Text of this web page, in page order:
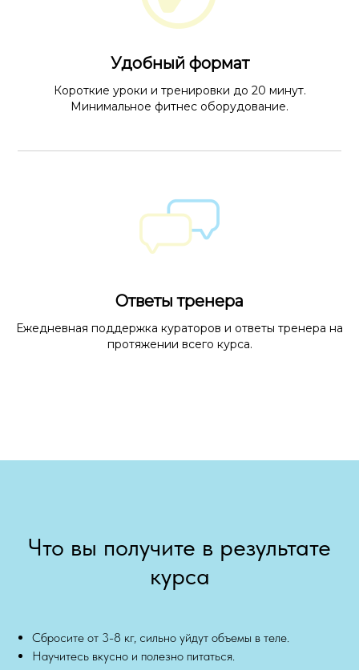
Удобный формат
Короткие уроки и тренировки до 20 минут.
Минимальное фитнес оборудование.
Ответы тренера
Ежедневная поддержка кураторов и ответы тренера на
протяжении всего курса.
Что вы получите в результате
курса
Сбросите от 3-8 кг, сильно уйдут объемы в теле.
Научитесь вкусно и полезно питаться.